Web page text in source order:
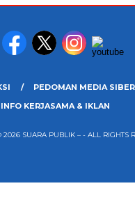
PEDOMAN MEDIA SIBER
INFO KERJASAMA & IKLAN
2026 SUARA PUBLIK – - ALL RIGHTS